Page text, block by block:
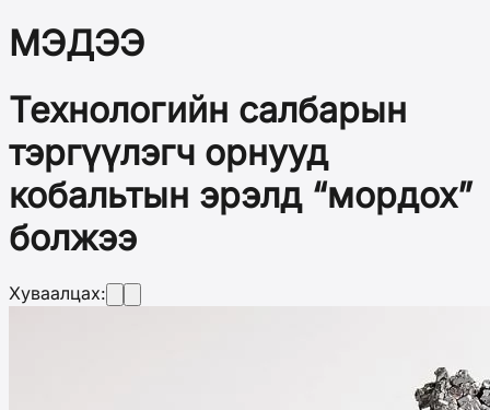
МЭДЭЭ
Технологийн салбарын
тэргүүлэгч орнууд
кобальтын эрэлд “мордох”
болжээ
Хуваалцах: